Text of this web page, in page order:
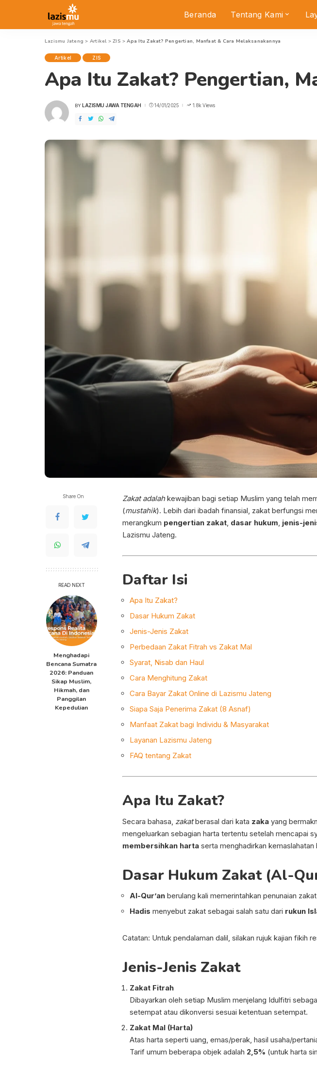
Beranda Tentang Kami
Lazismu Jateng > Artikel>ZIS >Apa Itu Zakat? Pengertian, Manfaat & Cara Melaksanakannya
Artikel ZIS
Apa Itu Zakat? Pengertian,
POSTED
BY LAZISMU JAWA TENGAH 14/01/2025 1.8k Views
Share On
READ NEXT
Menghadapi
Bencana Sumatra
2026: Panduan
Sikap Muslim,
Hikmah, dan
Panggilan
Kepedulian
Zakat adalahkewajiban bagi setiap Muslim yang telah
(mustahik). Lebih dari ibadah finansial, zakat berfungsi
merangkum pengertian zakat, dasar hukum, jenis-
Lazismu Jateng.
Daftar Isi
Apa Itu Zakat?
Dasar Hukum Zakat
Jenis-Jenis Zakat
Perbedaan Zakat Fitrah vs Zakat Mal
Syarat, Nisab dan Haul
Cara Menghitung Zakat
Cara Bayar Zakat Online di Lazismu Jateng
Siapa Saja Penerima Zakat (8 Asnaf)
Manfaat Zakat bagi Individu & Masyarakat
Layanan Lazismu Jateng
FAQ tentang Zakat
Apa Itu Zakat?
Secara bahasa, zakatberasal dari kata zaka yang
mengeluarkan sebagian harta tertentu setelah mencapai
membersihkan harta serta menghadirkan kemaslahatan
Dasar Hukum Zakat (Al-
Al-Qur’an berulang kali memerintahkan penunaian
Hadis menyebut zakat sebagai salah satu dari rukun
Catatan: Untuk pendalaman dalil, silakan rujuk kajian fikih
Jenis-Jenis Zakat
Zakat Fitrah
Dibayarkan oleh setiap Muslim menjelang Idulfitri
setempat atau dikonversi sesuai ketentuan setempat.
Zakat Mal (Harta)
Atas harta seperti uang, emas/perak, hasil usaha/
Tarif umum beberapa objek adalah 2,5% (untuk harta